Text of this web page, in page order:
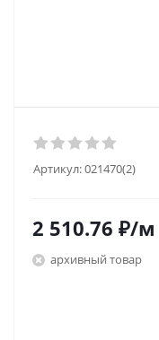
Артикул:021470(2)
2 510.76 ₽/м
архивный товар